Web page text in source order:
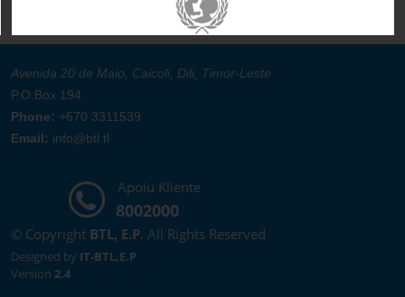
Avenida 20 de Maio, Caicoli, Dili, Timor-Leste
P.O.Box 194.
Phone: +670 3311539
Email: info@btl.tl
Apoiu Kliente
8002000
© Copyright BTL, E.P. All Rights Reserved
Designed by IT-BTL,E.P
Version 2.4